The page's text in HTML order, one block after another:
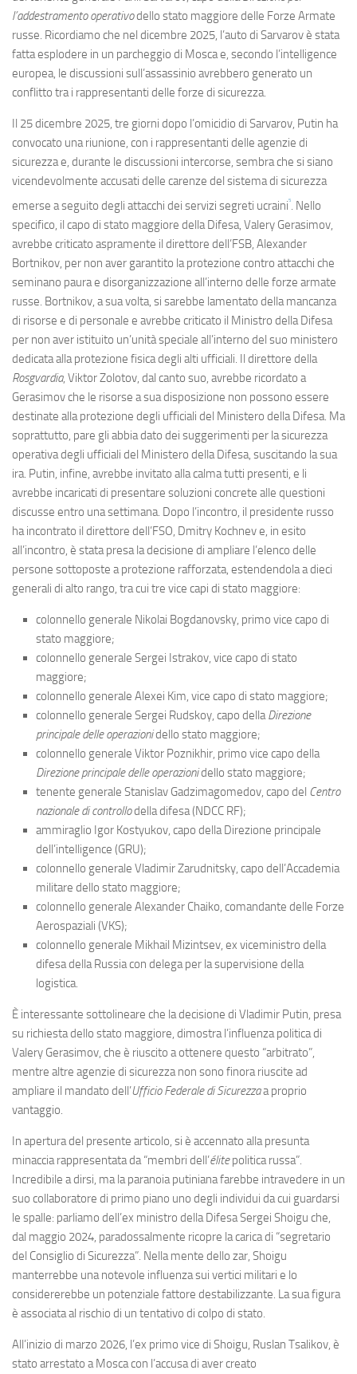
l’addestramento operativodello stato maggiore delle Forze Armate
russe. Ricordiamo che nel dicembre 2025, l’auto di Sarvarov è stata
fatta esplodere in un parcheggio di Mosca e, secondo l’intelligence
europea, le discussioni sull’assassinio avrebbero generato un
conflitto tra i rappresentanti delle forze di sicurezza.
Il 25 dicembre 2025, tre giorni dopo l’omicidio di Sarvarov, Putin ha
convocato una riunione, con i rappresentanti delle agenzie di
sicurezza e, durante le discussioni intercorse, sembra che si siano
vicendevolmente accusati delle carenze del sistema di sicurezza
emerse a seguito degli attacchi dei servizi segreti ucraini5. Nello
specifico, il capo di stato maggiore della Difesa, Valery Gerasimov,
avrebbe criticato aspramente il direttore dell’FSB, Alexander
Bortnikov, per non aver garantito la protezione contro attacchi che
seminano paura e disorganizzazione all’interno delle forze armate
russe. Bortnikov, a sua volta, si sarebbe lamentato della mancanza
di risorse e di personale e avrebbe criticato il Ministro della Difesa
per non aver istituito un’unità speciale all’interno del suo ministero
dedicata alla protezione fisica degli alti ufficiali. Il direttore della
Rosgvardia, Viktor Zolotov, dal canto suo, avrebbe ricordato a
Gerasimov che le risorse a sua disposizione non possono essere
destinate alla protezione degli ufficiali del Ministero della Difesa. Ma
soprattutto, pare gli abbia dato dei suggerimenti per la sicurezza
operativa degli ufficiali del Ministero della Difesa, suscitando la sua
ira. Putin, infine, avrebbe invitato alla calma tutti presenti, e li
avrebbe incaricati di presentare soluzioni concrete alle questioni
discusse entro una settimana. Dopo l’incontro, il presidente russo
ha incontrato il direttore dell’FSO, Dmitry Kochnev e, in esito
all’incontro, è stata presa la decisione di ampliare l’elenco delle
persone sottoposte a protezione rafforzata, estendendola a dieci
generali di alto rango, tra cui tre vice capi di stato maggiore:
colonnello generale Nikolai Bogdanovsky, primo vice capo di
stato maggiore;
colonnello generale Sergei Istrakov, vice capo di stato
maggiore;
colonnello generale Alexei Kim, vice capo di stato maggiore;
colonnello generale Sergei Rudskoy, capo dellaDirezione
principale delle operazionidello stato maggiore;
colonnello generale Viktor Poznikhir, primo vice capo della
Direzione principale delle operazionidello stato maggiore;
tenente generale Stanislav Gadzimagomedov, capo del Centro
nazionale di controllodella difesa (NDCC RF);
ammiraglio Igor Kostyukov, capo della Direzione principale
dell’intelligence (GRU);
colonnello generale Vladimir Zarudnitsky, capo dell’Accademia
militare dello stato maggiore;
colonnello generale Alexander Chaiko, comandante delle Forze
Aerospaziali (VKS);
colonnello generale Mikhail Mizintsev, ex viceministro della
difesa della Russia con delega per la supervisione della
logistica.
È interessante sottolineare che la decisione di Vladimir Putin, presa
su richiesta dello stato maggiore, dimostra l’influenza politica di
Valery Gerasimov, che è riuscito a ottenere questo “arbitrato”,
mentre altre agenzie di sicurezza non sono finora riuscite ad
ampliare il mandato dell’Ufficio Federale di Sicurezzaa proprio
vantaggio.
In apertura del presente articolo, si è accennato alla presunta
minaccia rappresentata da “membri dell’élitepolitica russa”.
Incredibile a dirsi, ma la paranoia putiniana farebbe intravedere in un
suo collaboratore di primo piano uno degli individui da cui guardarsi
le spalle: parliamo dell’ex ministro della Difesa Sergei Shoigu che,
dal maggio 2024, paradossalmente ricopre la carica di “segretario
del Consiglio di Sicurezza”. Nella mente dello zar, Shoigu
manterrebbe una notevole influenza sui vertici militari e lo
considererebbe un potenziale fattore destabilizzante. La sua figura
è associata al rischio di un tentativo di colpo di stato.
All’inizio di marzo 2026, l’ex primo vice di Shoigu, Ruslan Tsalikov, è
stato arrestato a Mosca con l’accusa di aver creato